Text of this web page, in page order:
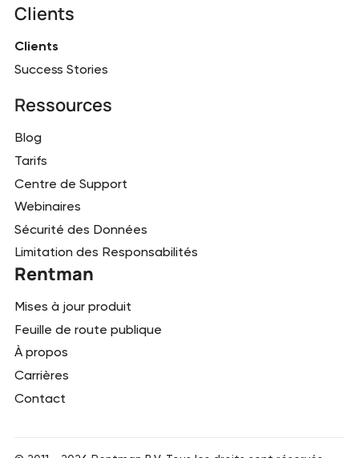
Clients
Clients
Success Stories
Ressources
Blog
Tarifs
Centre de Support
Webinaires
Sécurité des Données
Limitation des Responsabilités
Rentman
Mises à jour produit
Feuille de route publique
À propos
Carrières
Contact